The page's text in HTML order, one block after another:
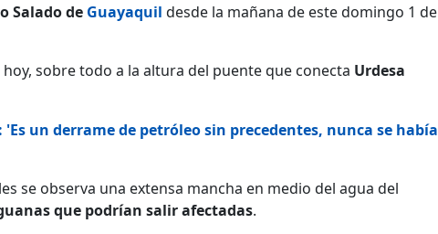
Salado de Guayaquil desde la mañana de este domingo 1 de
sobre todo a la altura del puente que conecta Urdesa
un derrame de petróleo sin precedentes, nunca se había
se observa una extensa mancha en medio del agua del
que podrían salir afectadas.